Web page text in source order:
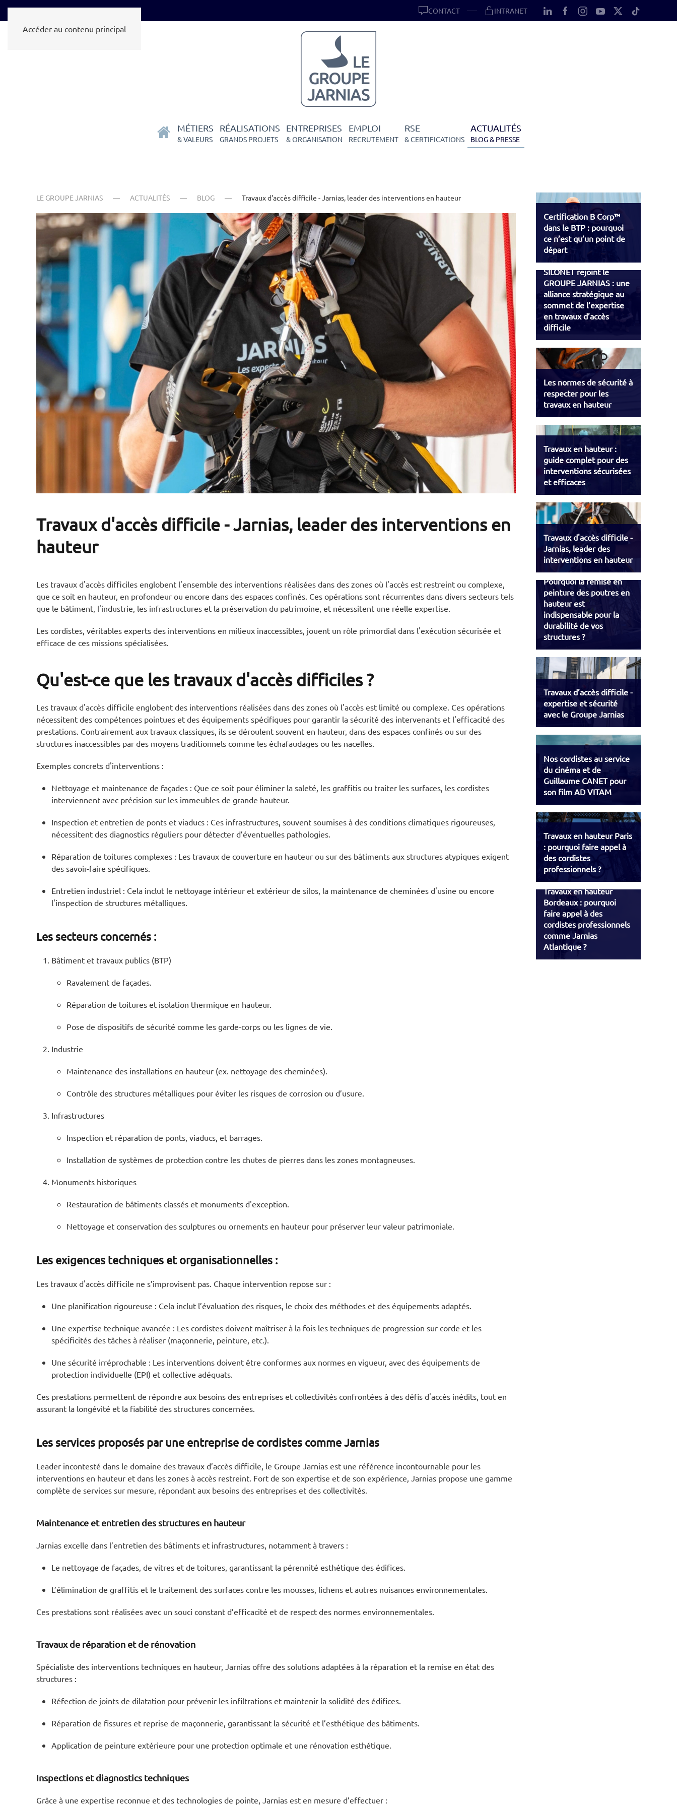
Accéder au contenu principal
CONTACT INTRANET
MÉTIERS
& VALEURS
RÉALISATIONS
GRANDS PROJETS
ENTREPRISES
& ORGANISATION
EMPLOI
RECRUTEMENT
RSE
& CERTIFICATIONS
ACTUALITÉS
BLOG & PRESSE
LE GROUPE JARNIAS ACTUALITÉS BLOG Travaux d'accès difficile - Jarnias, leader des interventions en hauteur
Travaux d'accès difficile - Jarnias, leader des interventions en
hauteur
Les travaux d'accès difficiles englobent l'ensemble des interventions réalisées dans des zones où l'accès est restreint ou complexe,
que ce soit en hauteur, en profondeur ou encore dans des espaces confinés. Ces opérations sont récurrentes dans divers secteurs tels
que le bâtiment, l'industrie, les infrastructures et la préservation du patrimoine, et nécessitent une réelle expertise.
Les cordistes, véritables experts des interventions en milieux inaccessibles, jouent un rôle primordial dans l'exécution sécurisée et
efficace de ces missions spécialisées.
Qu'est-ce que les travaux d'accès difficiles ?
Les travaux d'accès difficile englobent des interventions réalisées dans des zones où l'accès est limité ou complexe. Ces opérations
nécessitent des compétences pointues et des équipements spécifiques pour garantir la sécurité des intervenants et l'efficacité des
prestations. Contrairement aux travaux classiques, ils se déroulent souvent en hauteur, dans des espaces confinés ou sur des
structures inaccessibles par des moyens traditionnels comme les échafaudages ou les nacelles.
Exemples concrets d'interventions :
Nettoyage et maintenance de façades : Que ce soit pour éliminer la saleté, les graffitis ou traiter les surfaces, les cordistes
interviennent avec précision sur les immeubles de grande hauteur.
Inspection et entretien de ponts et viaducs : Ces infrastructures, souvent soumises à des conditions climatiques rigoureuses,
nécessitent des diagnostics réguliers pour détecter d’éventuelles pathologies.
Réparation de toitures complexes : Les travaux de couverture en hauteur ou sur des bâtiments aux structures atypiques exigent
des savoir-faire spécifiques.
Entretien industriel : Cela inclut le nettoyage intérieur et extérieur de silos, la maintenance de cheminées d'usine ou encore
l'inspection de structures métalliques.
Les secteurs concernés :
Bâtiment et travaux publics (BTP)
Ravalement de façades.
Réparation de toitures et isolation thermique en hauteur.
Pose de dispositifs de sécurité comme les garde-corps ou les lignes de vie.
Industrie
Maintenance des installations en hauteur (ex. nettoyage des cheminées).
Contrôle des structures métalliques pour éviter les risques de corrosion ou d’usure.
Infrastructures
Inspection et réparation de ponts, viaducs, et barrages.
Installation de systèmes de protection contre les chutes de pierres dans les zones montagneuses.
Monuments historiques
Restauration de bâtiments classés et monuments d'exception.
Nettoyage et conservation des sculptures ou ornements en hauteur pour préserver leur valeur patrimoniale.
Les exigences techniques et organisationnelles :
Les travaux d'accès difficile ne s’improvisent pas. Chaque intervention repose sur :
Une planification rigoureuse : Cela inclut l’évaluation des risques, le choix des méthodes et des équipements adaptés.
Une expertise technique avancée : Les cordistes doivent maîtriser à la fois les techniques de progression sur corde et les
spécificités des tâches à réaliser (maçonnerie, peinture, etc.).
Une sécurité irréprochable : Les interventions doivent être conformes aux normes en vigueur, avec des équipements de
protection individuelle (EPI) et collective adéquats.
Ces prestations permettent de répondre aux besoins des entreprises et collectivités confrontées à des défis d'accès inédits, tout en
assurant la longévité et la fiabilité des structures concernées.
Les services proposés par une entreprise de cordistes comme Jarnias
Leader incontesté dans le domaine des travaux d’accès difficile, le Groupe Jarnias est une référence incontournable pour les
interventions en hauteur et dans les zones à accès restreint. Fort de son expertise et de son expérience, Jarnias propose une gamme
complète de services sur mesure, répondant aux besoins des entreprises et des collectivités.
Maintenance et entretien des structures en hauteur
Jarnias excelle dans l’entretien des bâtiments et infrastructures, notamment à travers :
Le nettoyage de façades, de vitres et de toitures, garantissant la pérennité esthétique des édifices.
L’élimination de graffitis et le traitement des surfaces contre les mousses, lichens et autres nuisances environnementales.
Ces prestations sont réalisées avec un souci constant d’efficacité et de respect des normes environnementales.
Travaux de réparation et de rénovation
Spécialiste des interventions techniques en hauteur, Jarnias offre des solutions adaptées à la réparation et la remise en état des
structures :
Réfection de joints de dilatation pour prévenir les infiltrations et maintenir la solidité des édifices.
Réparation de fissures et reprise de maçonnerie, garantissant la sécurité et l’esthétique des bâtiments.
Application de peinture extérieure pour une protection optimale et une rénovation esthétique.
Inspections et diagnostics techniques
Grâce à une expertise reconnue et des technologies de pointe, Jarnias est en mesure d’effectuer :
Certification B Corp™
dans le BTP : pourquoi
ce n’est qu’un point de
départ
SILONET rejoint le
GROUPE JARNIAS : une
alliance stratégique au
sommet de l’expertise
en travaux d’accès
difficile
Les normes de sécurité à
respecter pour les
travaux en hauteur
Travaux en hauteur :
guide complet pour des
interventions sécurisées
et efficaces
Travaux d'accès difficile -
Jarnias, leader des
interventions en hauteur
Pourquoi la remise en
peinture des poutres en
hauteur est
indispensable pour la
durabilité de vos
structures ?
Travaux d’accès difficile -
expertise et sécurité
avec le Groupe Jarnias
Nos cordistes au service
du cinéma et de
Guillaume CANET pour
son film AD VITAM
Travaux en hauteur Paris
: pourquoi faire appel à
des cordistes
professionnels ?
Travaux en hauteur
Bordeaux : pourquoi
faire appel à des
cordistes professionnels
comme Jarnias
Atlantique ?